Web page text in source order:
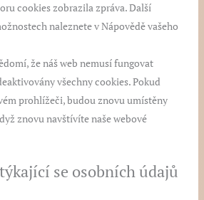
cookies zobrazila zpráva. Další
naleznete v Nápovědě vašeho
že náš web nemusí fungovat
všechny cookies. Pokud
prohlížeči, budou znovu umístěny
znovu navštívíte naše webové
se osobních údajů